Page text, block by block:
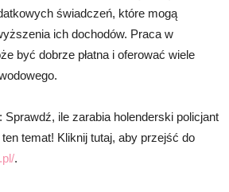
świadczeń, które mogą
ich dochodów. Praca w
być dobrze płatna i oferować wiele
Sprawdź, ile zarabia holenderski policjant
temat! Kliknij tutaj, aby przejść do
.